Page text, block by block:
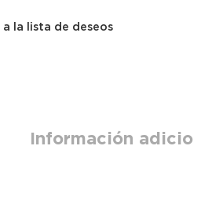
la lista de deseos
Información